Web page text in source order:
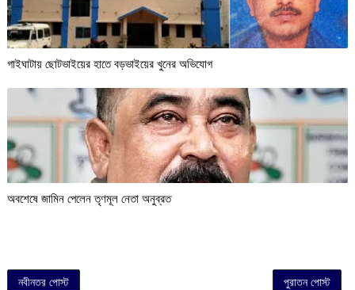
গাইঘাটায় ছোটভাইয়ের হাতে বড়ভাইয়ের খুনের অভিযোগ
অবশেষে জামিন পেলেন তৃণমূল নেতা অনুব্রত
নবীনতর পোস্ট পুরাতন পোস্ট